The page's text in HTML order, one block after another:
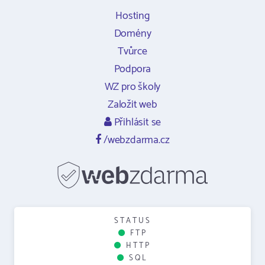
Hosting
Domény
Tvůrce
Podpora
WZ pro školy
Založit web
Přihlásit se
/webzdarma.cz
STATUS
FTP
HTTP
SQL